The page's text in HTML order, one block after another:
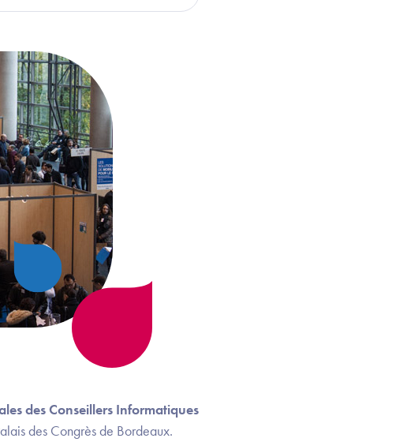
des Conseillers Informatiques
des Congrès de Bordeaux.